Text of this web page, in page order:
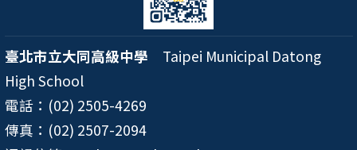
臺北市立大同高級中學 Taipei Municipal Datong
High School
電話：(02) 2505-4269
傳真：(02) 2507-2094